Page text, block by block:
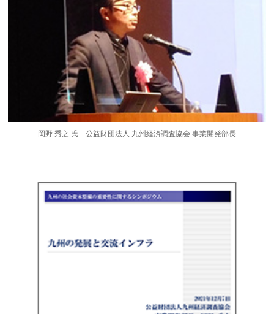
岡野 秀之 氏 公益財団法人 九州経済調査協会 事業開発部長